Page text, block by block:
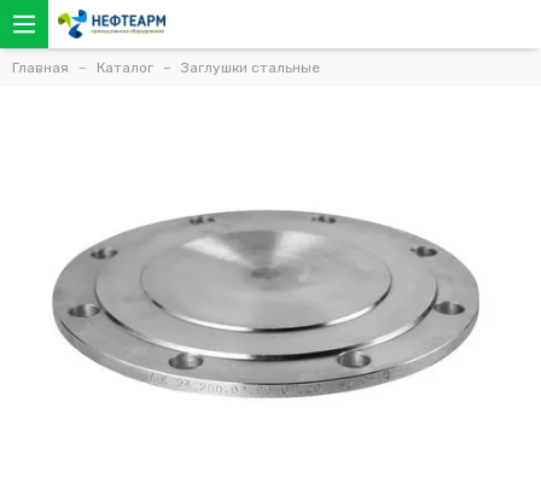
Главная Каталог Заглушки стальные